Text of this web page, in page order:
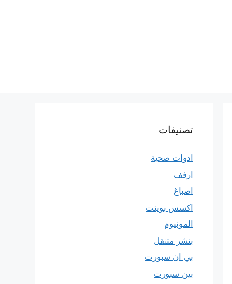
تصنيفات
ادوات صحية
ارفف
اصباغ
اكسس بوينت
المونيوم
بنشر متنقل
بي ان سبورت
بين سبورت